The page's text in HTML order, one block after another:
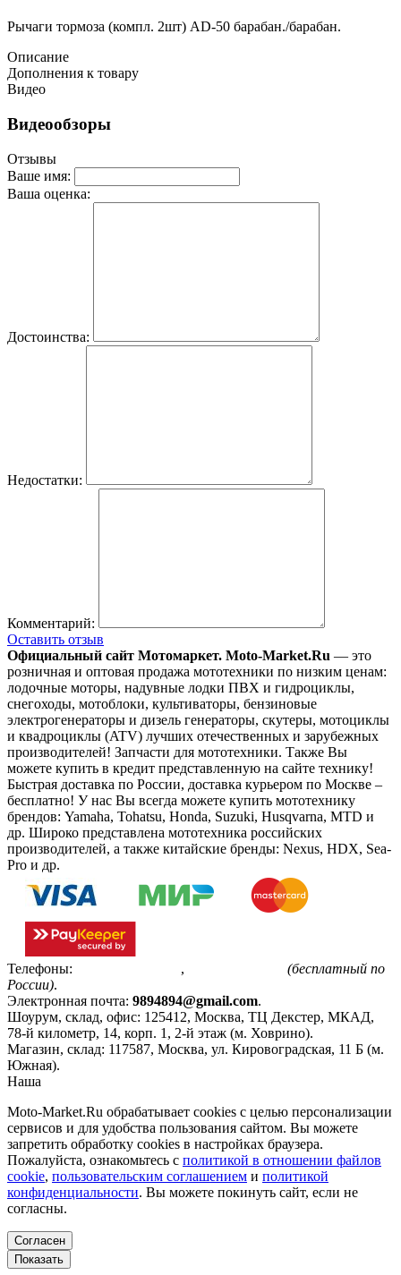
Рычаги тормоза (компл. 2шт) AD-50 барабан./барабан.
Описание
Дополнения к товару
Видео
Видеообзоры
Отзывы
Ваше имя:
Ваша оценка:
Достоинства:
Недостатки:
Комментарий:
Оставить отзыв
Официальный сайт Мотомаркет. Moto-Market.Ru — это
розничная и оптовая продажа мототехники по низким ценам:
лодочные моторы, надувные лодки ПВХ и гидроциклы,
снегоходы, мотоблоки, культиваторы, бензиновые
электрогенераторы и дизель генераторы, скутеры, мотоциклы
и квадроциклы (ATV) лучших отечественных и зарубежных
производителей! Запчасти для мототехники. Также Вы
можете купить в кредит представленную на сайте технику!
Быстрая доставка по России, доставка курьером по Москве –
бесплатно! У нас Вы всегда можете купить мототехнику
брендов: Yamaha, Tohatsu, Honda, Suzuki, Husqvarna, MTD и
др. Широко представлена мототехника российских
производителей, а также китайские бренды: Nexus, HDX, Sea-
Pro и др.
Телефоны: ,
(бесплатный по
России).
Электронная почта: 9894894@gmail.com.
Шоурум, склад, офис: 125412, Москва, ТЦ Декстер, МКАД,
78-й километр, 14, корп. 1, 2-й этаж (м. Ховрино).
Магазин, склад: 117587, Москва, ул. Кировоградская, 11 Б (м.
Южная).
Наша
Moto-Market.Ru обрабатывает сookies с целью персонализации
сервисов и для удобства пользования сайтом. Вы можете
запретить обработку сookies в настройках браузера.
Пожалуйста, ознакомьтесь с политикой в отношении файлов
cookie, пользовательским соглашением и политикой
конфиденциальности. Вы можете покинуть сайт, если не
согласны.
Согласен
Показать